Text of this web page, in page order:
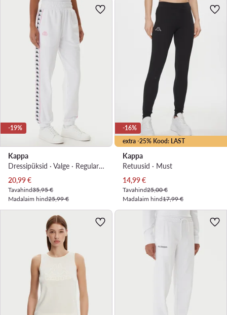
-19%
Kappa
Dressipüksid · Valge · Regular Fit
Praegune hind
20,99€
Tavahind35,95 €
Madalaim hind25,99 €
extra -25% Kood: LAST
-16%
Kappa
Retuusid · Must
Praegune hind
14,99€
Tavahind25,00 €
Madalaim hind17,99 €